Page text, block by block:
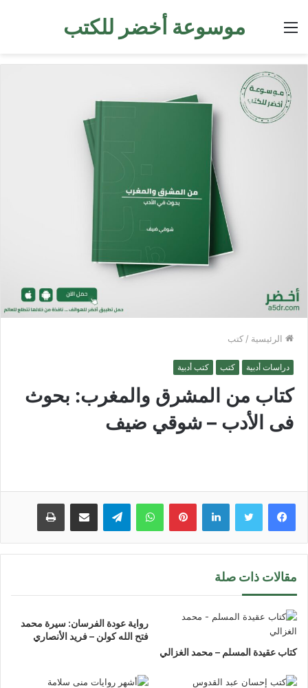
موسوعة أخضر للكتب القائمة
الرئيسية / كتب
دراسات أدبية كتب كتب أدبية
كتاب من المشرق والمغرب: بحوث
فى الأدب – شوقي ضيف
لينكدإن بينتيريستواتساب تيلقرام مشاركة عبر البريد طباعة
مقالات ذات صلة
كتاب عقيدة المسلم – محمد الغزالي
رواية عودة الفرسان: سيرة محمد
فتح الله كولن – فريد الأنصاري